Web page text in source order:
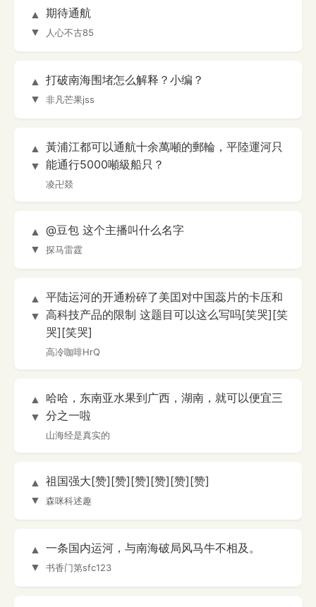
▲
▼
期待通航
人心不古85
▲
▼
打破南海围堵怎么解释？小编？
非凡芒果jss
▲
▼
黃浦江都可以通航十余萬噸的郵輪，平陸運河只
能通行5000噸級船只？
凌卍燚
▲
▼
@豆包 这个主播叫什么名字
探马雷霆
▲
▼
平陆运河的开通粉碎了美囯对中国蕊片的卡压和
高科技产品的限制 这题目可以这么写吗[笑哭][笑
哭][笑哭]
高冷咖啡HrQ
▲
▼
哈哈，东南亚水果到广西，湖南，就可以便宜三
分之一啦
山海经是真实的
▲
▼
祖国强大[赞][赞][赞][赞][赞][赞]
森咪科述趣
▲
▼
一条国内运河，与南海破局风马牛不相及。
书香门第sfc123